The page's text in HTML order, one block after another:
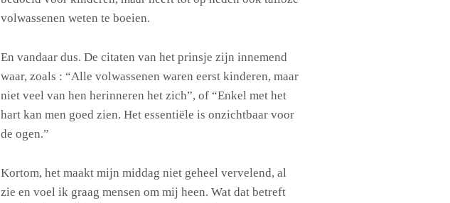
volwassenen weten te boeien.
En vandaar dus. De citaten van het prinsje zijn innemend
waar, zoals : “Alle volwassenen waren eerst kinderen, maar
niet veel van hen herinneren het zich”, of “Enkel met het
hart kan men goed zien. Het essentiële is onzichtbaar voor
de ogen.”
Kortom, het maakt mijn middag niet geheel vervelend, al
zie en voel ik graag mensen om mij heen. Wat dat betreft